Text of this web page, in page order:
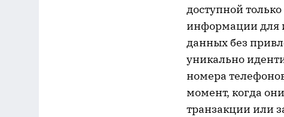
доступной
информации для
данных без
уникально
номера
момент, когда
транзакции или